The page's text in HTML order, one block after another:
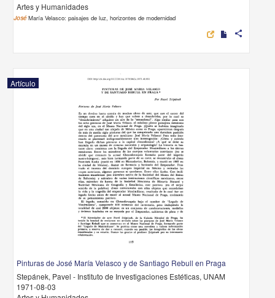
Artes y Humanidades
JoséMaría Velasco: paisajes de luz, horizontes de modernidad
share
Artículo
Pinturas de José María Velasco y de Santiago Rebull en Praga
Stepánek, Pavel - Instituto de Investigaciones Estéticas, UNAM
1971-08-03